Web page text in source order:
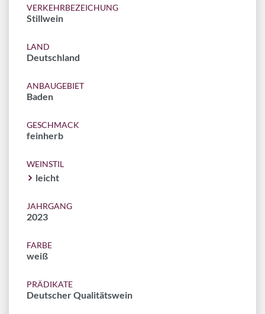
VERKEHRBEZEICHUNG
Stillwein
LAND
Deutschland
ANBAUGEBIET
Baden
GESCHMACK
feinherb
WEINSTIL
leicht
JAHRGANG
2023
FARBE
weiß
PRÄDIKATE
Deutscher Qualitätswein